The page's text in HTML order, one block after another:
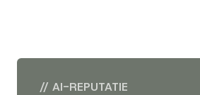
// AI-REPUTATIE